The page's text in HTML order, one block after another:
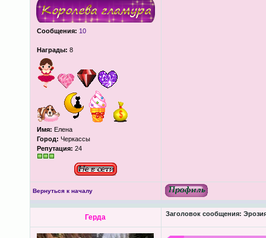
Сообщения: 10
Награды: 8
Имя: Елена
Город: Черкассы
Репутация: 24
Вернуться к началу
Герда Заголовок сообщения: